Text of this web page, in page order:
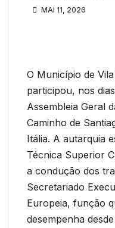
MAI 11, 2026
O Município de
participou, nos
Assembleia Geral
Caminho de
Itália. A autarquia
Técnica Superior
a condução dos
Secretariado
Europeia, função
desempenha